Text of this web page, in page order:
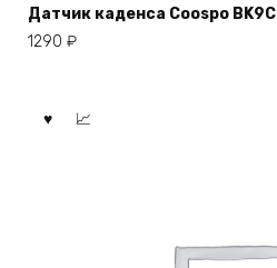
Датчик каденса Coospo BK9C
1290 ₽